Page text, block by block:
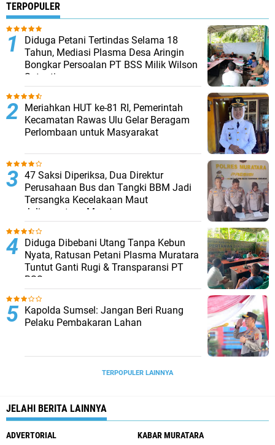
TERPOPULER
Diduga Petani Tertindas Selama 18
Tahun, Mediasi Plasma Desa Aringin
Bongkar Persoalan PT BSS Milik Wilson
Sutantio
Meriahkan HUT ke-81 RI, Pemerintah
Kecamatan Rawas Ulu Gelar Beragam
Perlombaan untuk Masyarakat
47 Saksi Diperiksa, Dua Direktur
Perusahaan Bus dan Tangki BBM Jadi
Tersangka Kecelakaan Maut
Jalinsumteng Muratara
Diduga Dibebani Utang Tanpa Kebun
Nyata, Ratusan Petani Plasma Muratara
Tuntut Ganti Rugi & Transparansi PT
BSS
Kapolda Sumsel: Jangan Beri Ruang
Pelaku Pembakaran Lahan
TERPOPULER LAINNYA
JELAHI BERITA LAINNYA
ADVERTORIAL KABAR MURATARA